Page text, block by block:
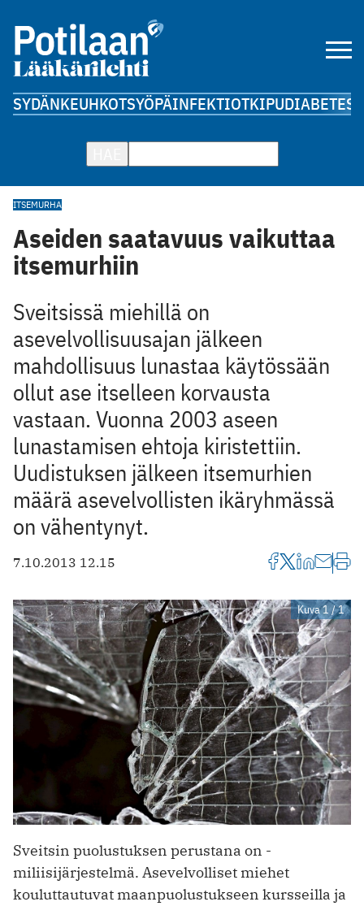
SYDÄNKEUHKOTSYÖPÄINFEKTIOTKIPUDIABETES
ITSEMURHA
Aseiden saatavuus vaikuttaa
itsemurhiin
Sveitsissä miehillä on
asevelvollisuusajan jälkeen
mahdollisuus lunastaa käytössään
ollut ase itselleen korvausta
vastaan. Vuonna 2003 aseen
lunastamisen ehtoja kiristettiin.
Uudistuksen jälkeen itsemurhien
määrä asevelvollisten ikäryhmässä
on vähentynyt.
7.10.2013 12.15
Kuva 1 / 1
Sveitsin puolustuksen perustana on ­
miliisijärjestelmä. Asevelvolliset miehet
kouluttautuvat maanpuolustukseen kursseilla ja